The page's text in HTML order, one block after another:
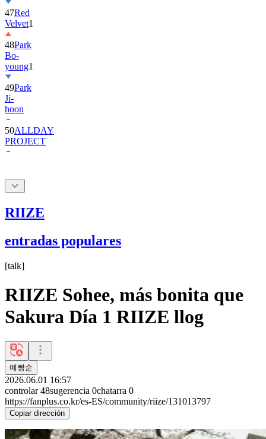
47Red
Velvet1
48Park
Bo-
young1
49Park
Ji-
hoon
50ALLDAY
PROJECT
RIIZE
entradas populares
[talk]
RIIZE Sohee, más bonita que
Sakura Día 1 RIIZE llog
예빵순
2026.06.01 16:57
controlar 48sugerencia 0chatarra 0
https://fanplus.co.kr/es-ES/community/riize/131013797
Copiar dirección